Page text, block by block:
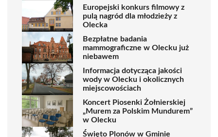
Europejski konkurs filmowy z
pulą nagród dla młodzieży z
Olecka
Bezpłatne badania
mammograficzne w Olecku już
niebawem
Informacja dotycząca jakości
wody w Olecku i okolicznych
miejscowościach
Koncert Piosenki Żołnierskiej
„Murem za Polskim Mundurem”
w Olecku
Święto Plonów w Gminie